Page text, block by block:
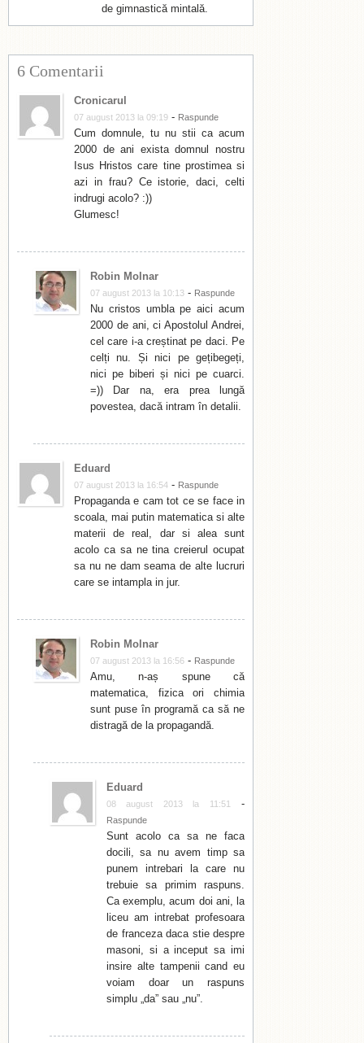
de gimnastică mintală.
6 Comentarii
Cronicarul
07 august 2013 la 09:19 - Raspunde
Cum domnule, tu nu stii ca acum
2000 de ani exista domnul nostru
Isus Hristos care tine prostimea si
azi in frau? Ce istorie, daci, celti
indrugi acolo? :))
Glumesc!
Robin Molnar
07 august 2013 la 10:13 - Raspunde
Nu cristos umbla pe aici acum
2000 de ani, ci Apostolul Andrei,
cel care i-a creștinat pe daci. Pe
celți nu. Și nici pe gețibegeți,
nici pe biberi și nici pe cuarci.
=)) Dar na, era prea lungă
povestea, dacă intram în detalii.
Eduard
07 august 2013 la 16:54 - Raspunde
Propaganda e cam tot ce se face in
scoala, mai putin matematica si alte
materii de real, dar si alea sunt
acolo ca sa ne tina creierul ocupat
sa nu ne dam seama de alte lucruri
care se intampla in jur.
Robin Molnar
07 august 2013 la 16:56 - Raspunde
Amu, n-aș spune că
matematica, fizica ori chimia
sunt puse în programă ca să ne
distragă de la propagandă.
Eduard
08 august 2013 la 11:51-
Raspunde
Sunt acolo ca sa ne faca
docili, sa nu avem timp sa
punem intrebari la care nu
trebuie sa primim raspuns.
Ca exemplu, acum doi ani, la
liceu am intrebat profesoara
de franceza daca stie despre
masoni, si a inceput sa imi
insire alte tampenii cand eu
voiam doar un raspuns
simplu „da” sau „nu”.